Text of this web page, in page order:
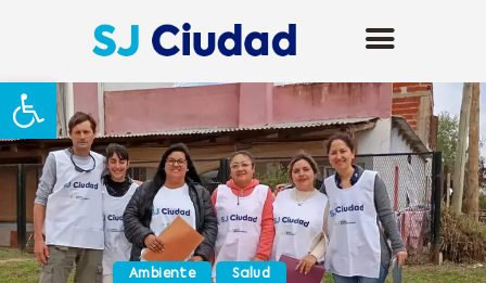
Abrir barra de herramientas
Ambiente Salud